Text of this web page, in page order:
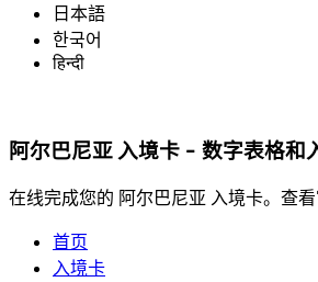
日本語
한국어
हिन्दी
阿尔巴尼亚 入境卡 - 数字表格和
在线完成您的 阿尔巴尼亚 入境卡。查
首页
入境卡